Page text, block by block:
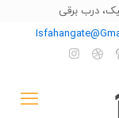
درب برقی